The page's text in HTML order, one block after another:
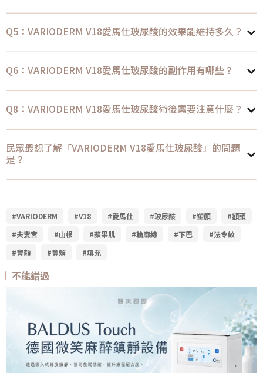
Q5：VARIODERM V18愛馬仕玻尿酸的效果能維持多久？
Q6：VARIODERM V18愛馬仕玻尿酸的副作用有哪些？
Q8：VARIODERM V18愛馬仕玻尿酸術後需要注意什麼？
民眾最想了解「VARIODERM V18愛馬仕玻尿酸」的問題
是？
#VARIODERM #V18 #愛馬仕 #玻尿酸 #塑顏
#額頭
#夫妻宮
#山根 #蘋果肌 #輪廓線 #下巴
#法令紋
#豐額
#豐頰 #填充
不能錯過